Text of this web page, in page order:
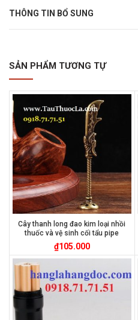
THÔNG TIN BỔ SUNG
SẢN PHẨM TƯƠNG TỰ
Cây thanh long đao kim loại nhồi
thuốc và vệ sinh cối tẩu pipe
₫105.000